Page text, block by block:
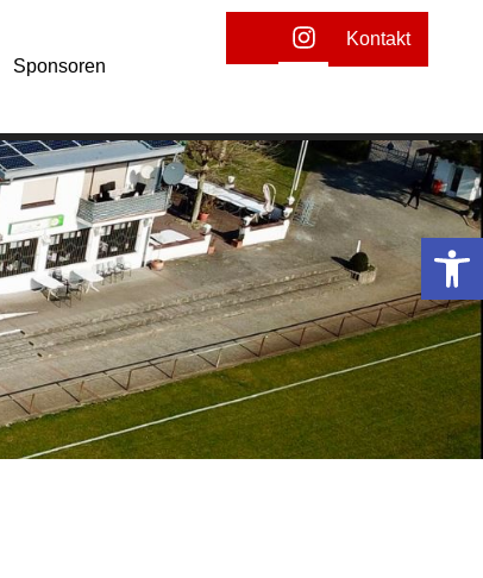
Open toolbar
Sponsoren
Kontakt